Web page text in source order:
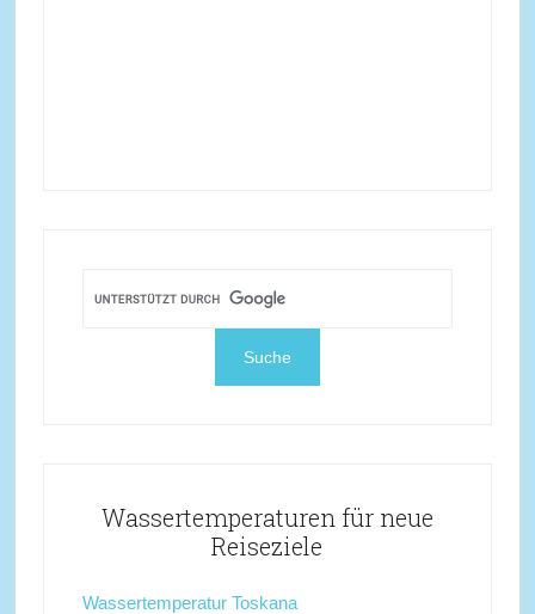
Wassertemperaturen für neue
Reiseziele
Wassertemperatur Toskana